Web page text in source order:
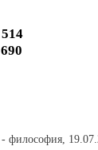
514
690
- философия,